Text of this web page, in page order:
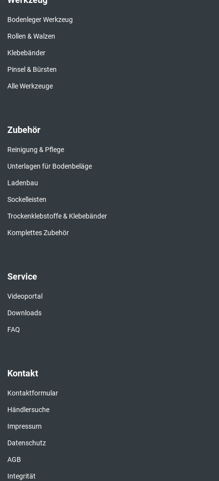
Bodenleger Werkzeug
Rollen & Walzen
Klebebänder
Pinsel & Bürsten
Alle Werkzeuge
Zubehör
Reinigung & Pflege
Unterlagen für Bodenbeläge
Ladenbau
Sockelleisten
Trockenklebstoffe & Klebebänder
Komplettes Zubehör
Service
Videoportal
Downloads
FAQ
Kontakt
Kontaktformular
Händlersuche
Impressum
Datenschutz
AGB
Integrität